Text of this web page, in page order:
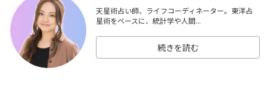
天星術占い師、ライフコーディネーター。東洋占
星術をベースに、統計学や人間...
続きを読む